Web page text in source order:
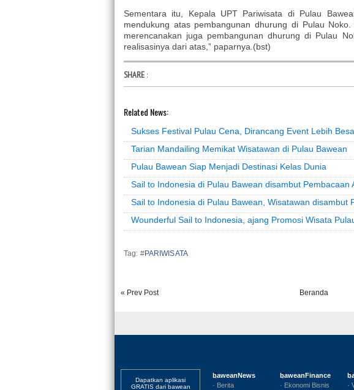
Sementara itu, Kepala UPT Pariwisata di Pulau
mendukung atas pembangunan dhurung di Pulau
merencanakan juga pembangunan dhurung di Pulau
realisasinya dari atas,” paparnya.(bst)
SHARE :
Related News:
Sukses Festival Pulau Cena, Dirancang Event Lebih
Tarian Mandailing Memikat Wisatawan di Pulau Bawean
Pulau Bawean Siap Menjadi Destinasi Kelas Dunia
Sail to Indonesia di Pulau Bawean disambut Pembacaan
Sail to Indonesia di Pulau Bawean, Wisatawan disambut
Wounderful Sail to Indonesia, ajang Promosi Wisata
Tag: #PARIWISATA
« Prev Post Beranda
Dapatkan aplikasi
GRATIS dari bawean
baweanNews
· Berita
baweanFinance
· Ekonomi Bisnis
·